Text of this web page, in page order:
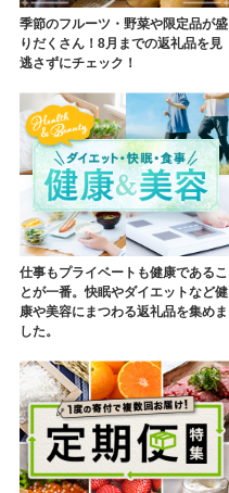
季節のフルーツ・野菜や限定品が盛
りだくさん！8月までの返礼品を見
逃さずにチェック！
仕事もプライベートも健康であるこ
とが一番。快眠やダイエットなど健
康や美容にまつわる返礼品を集めま
した。